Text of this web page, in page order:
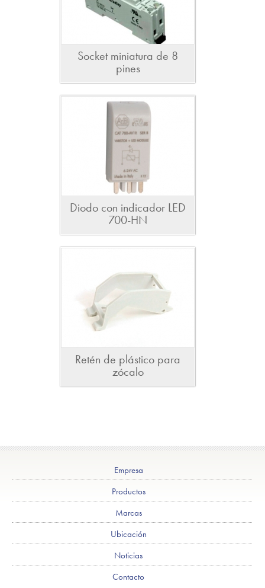
Socket miniatura de 8
pines
Diodo con indicador LED
700-HN
Retén de plástico para
zócalo
Empresa
Productos
Marcas
Ubicación
Noticias
Contacto